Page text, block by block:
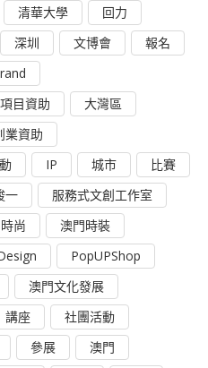
清華大學
回力
深圳 文博會
報名
目資助
大灣區
業資助
IP 城市
比賽
一
服務式文創工作室
時尚
澳門時裝
PopUPShop
澳門文化發展
講座
社團活動
參展
澳門